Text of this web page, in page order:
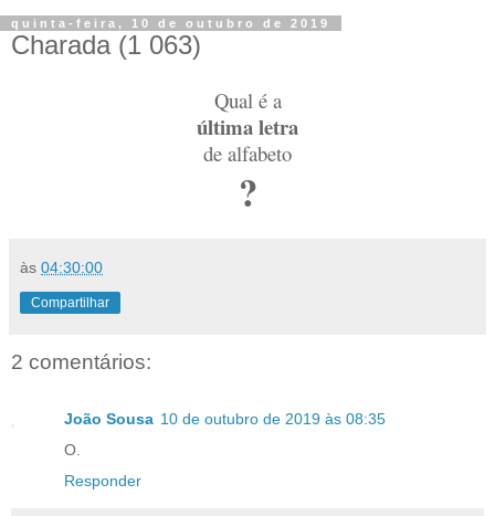
quinta-feira, 10 de outubro de 2019
Charada (1 063)
Qual é a
última letra
de alfabeto
?
às 04:30:00
Compartilhar
2 comentários:
João Sousa 10 de outubro de 2019 às 08:35
O.
Responder